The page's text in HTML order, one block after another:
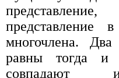
представление
многочлена.
равны тогда и
совпадают